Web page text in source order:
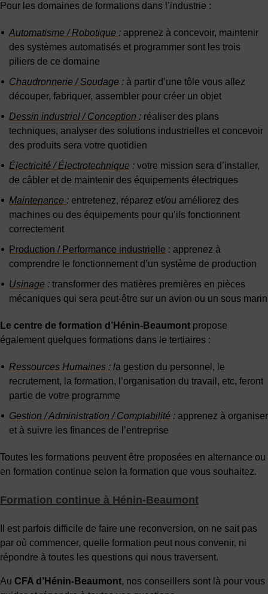
Pour les domaines de formations dans l’industrie :
Automatisme / Robotique : apprenez à concevoir, maintenir
des systèmes automatisés et programmer sont les trois
piliers de ce domaine
Chaudronnerie / Soudage : à partir d’une tôle vous allez
découper, fabriquer, assembler pour créer un objet
Dessin industriel / Conception : réaliser des plans
techniques, analyser des solutions industrielles et concevoir
des produits sera votre quotidien
Électricité / Électrotechnique : votre mission sera d’installer,
de câbler et de maintenir des équipements électriques
Maintenance : entretenez, réparez et/ou améliorez des
machines ou des équipements pour qu’ils fonctionnent
correctement
Production / Performance industrielle : apprenez à
comprendre le fonctionnement d’un système de production
Usinage : transformer des matières premières en pièces
mécaniques qui sera peut-être sur un avion ou un sous marin
Le centre de formation d’Hénin-Beaumont propose
également quelques formations dans le tertiaires :
Ressources Humaines : la gestion du personnel, le
recrutement, la formation, l’organisation du travail, etc, feront
partie de votre programme
Gestion / Administration / Comptabilité : apprenez à organiser
et à suivre les finances de l’entreprise
Toutes les formations peuvent être proposées en alternance ou
en formation continue selon la formation que vous souhaitez.
Formation continue à Hénin-Beaumont
Il est parfois difficile de faire une reconversion, on ne sait pas
par où commencer, quelle formation peut nous convenir, ni
répondre à toutes les questions qui nous traversent.
Au CFA d’Hénin-Beaumont, nos conseillers sont là pour vous